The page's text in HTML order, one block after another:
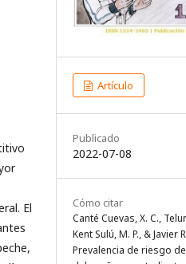
El
Artículo
Publicado
2022-07-08
Cómo citar
Canté Cuevas, X. C.,
Kent Sulú, M. P., & Javier
Prevalencia de riesgo